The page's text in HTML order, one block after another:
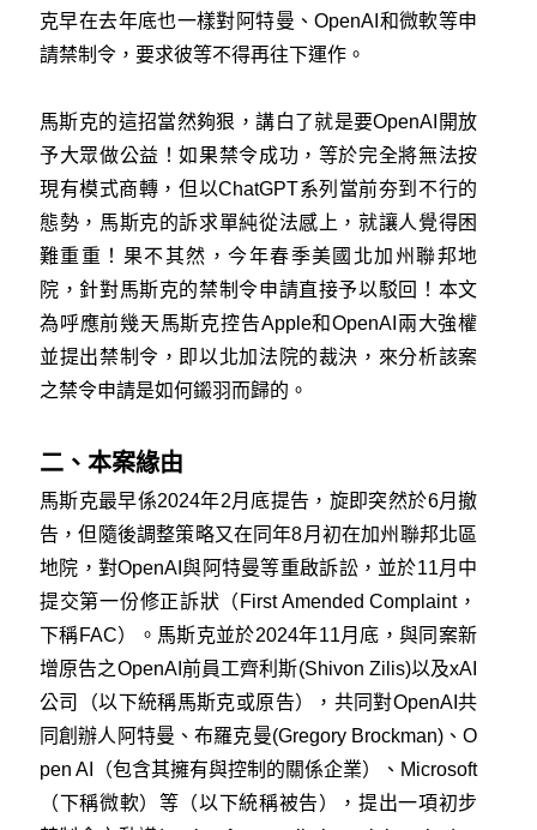
克早在去年底也一樣對阿特曼、OpenAI和微軟等申
請禁制令，要求彼等不得再往下運作。
馬斯克的這招當然夠狠，講白了就是要OpenAI開放
予大眾做公益！如果禁令成功，等於完全將無法按
現有模式商轉，但以ChatGPT系列當前夯到不行的
態勢，馬斯克的訴求單純從法感上，就讓人覺得困
難重重！果不其然，今年春季美國北加州聯邦地
院，針對馬斯克的禁制令申請直接予以駁回！本文
為呼應前幾天馬斯克控告Apple和OpenAI兩大強權
並提出禁制令，即以北加法院的裁決，來分析該案
之禁令申請是如何鎩羽而歸的。
二、本案緣由
馬斯克最早係2024年2月底提告，旋即突然於6月撤
告，但隨後調整策略又在同年8月初在加州聯邦北區
地院，對OpenAI與阿特曼等重啟訴訟，並於11月中
提交第一份修正訴狀（First Amended Complaint，
下稱FAC）。馬斯克並於2024年11月底，與同案新
增原告之OpenAI前員工齊利斯(Shivon Zilis)以及xAI
公司（以下統稱馬斯克或原告），共同對OpenAI共
同創辦人阿特曼、布羅克曼(Gregory Brockman)、O
pen AI（包含其擁有與控制的關係企業）、Microsoft
（下稱微軟）等（以下統稱被告），提出一項初步